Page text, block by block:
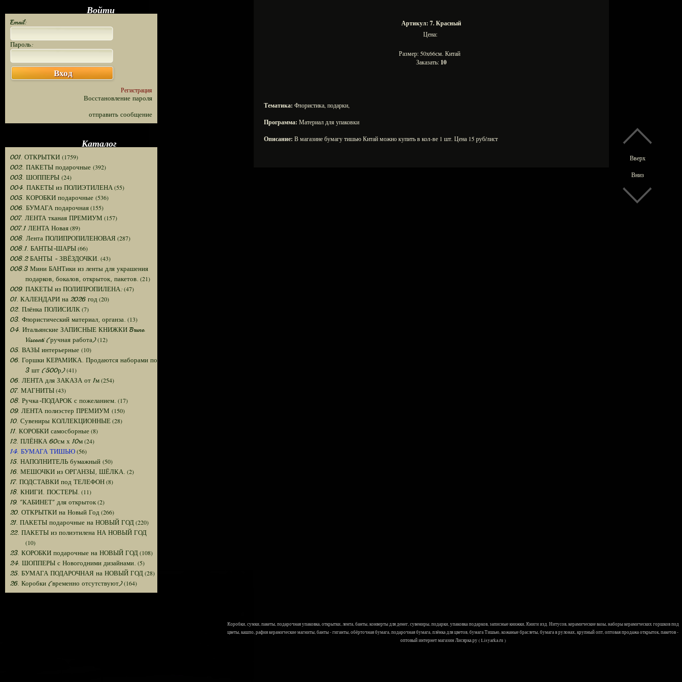
Вверх
Вниз
Войти
Email:
Пароль:
Вход
Регистрация
Восстановление пароля
отправить сообщение
Каталог
001. ОТКРЫТКИ (1759)
002. ПАКЕТЫ подарочные (392)
003. ШОППЕРЫ (24)
004. ПАКЕТЫ из ПОЛИЭТИЛЕНА(55)
005. КОРОБКИ подарочные (536)
006. БУМАГА подарочная(155)
007. ЛЕНТА тканая ПРЕМИУМ (157)
007.1 ЛЕНТА Новая(89)
008. Лента ПОЛИПРОПИЛЕНОВАЯ (287)
008.1. БАНТЫ-ШАРЫ(66)
008.2 БАНТЫ - ЗВЁЗДОЧКИ. (43)
008.3 Мини БАНТики из ленты для украшения
подарков, бокалов, открыток, пакетов. (21)
009. ПАКЕТЫ из ПОЛИПРОПИЛЕНА:(47)
01. КАЛЕНДАРИ на 2026 год (20)
02. Плёнка ПОЛИСИЛК(7)
03. Флористический материал, органза. (13)
04. Итальянские ЗАПИСНЫЕ КНИЖКИ Bruno
Visconti (ручная работа)(12)
05. ВАЗЫ интерьерные (10)
06. Горшки КЕРАМИКА. Продаются наборами по
3 шт (500р)(41)
06. ЛЕНТА для ЗАКАЗА от 1м(254)
07. МАГНИТЫ(43)
08. Ручка-ПОДАРОК с пожеланием. (17)
09. ЛЕНТА полиэстер ПРЕМИУМ (150)
10. Сувениры КОЛЛЕКЦИОННЫЕ(28)
11. КОРОБКИ самосборные(8)
12. ПЛЁНКА 60см х 10м(24)
14. БУМАГА ТИШЬЮ(56)
15. НАПОЛНИТЕЛЬ бумажный (50)
16. МЕШОЧКИ из ОРГАНЗЫ, ШЁЛКА. (2)
17. ПОДСТАВКИ под ТЕЛЕФОН(8)
18. КНИГИ. ПОСТЕРЫ. (11)
19. "КАБИНЕТ" для открыток(2)
20. ОТКРЫТКИ на Новый Год (266)
21. ПАКЕТЫ подарочные на НОВЫЙ ГОД(220)
22. ПАКЕТЫ из полиэтилена НА НОВЫЙ ГОД
(10)
23. КОРОБКИ подарочные на НОВЫЙ ГОД(108)
24. ШОППЕРЫ с Новогодними дизайнами. (5)
25. БУМАГА ПОДАРОЧНАЯ на НОВЫЙ ГОД(28)
26. Коробки (временно отсутствуют)(164)
Артикул: 7. Красный
Цена:
Размер: 50х66см. Китай
Заказать: 10
Тематика: Флористика, подарки,
Программа: Материал для упаковки
Описание: В магазине бумагу тишью Китай можно купить в кол-ве 1 шт. Цена 15 руб/лист
Коробки, сумки, пакеты, подарочная упаковка, открытки, лента, банты, конверты для денег, сувениры, подарки, упаковка подарков, записные книжки, Книги изд. Нитусов, керамические вазы, наборы керамических горшков под
цветы, кашпо, рафия керамические магниты, банты - гиганты, обёрточная бумага, подарочная бумага, плёнка для цветов, бумага Тишью, кожаные браслеты, бумага в рулонах, крупный опт, оптовая продажа открыток, пакетов -
оптовый интернет магазин Лисярка.ру ( Lisyarka.ru )